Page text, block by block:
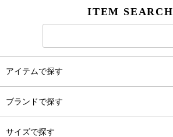
ITEM SEARCH
アイテムで探す
ブランドで探す
サイズで探す